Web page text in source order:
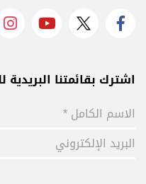
اشترك بقائمتنا